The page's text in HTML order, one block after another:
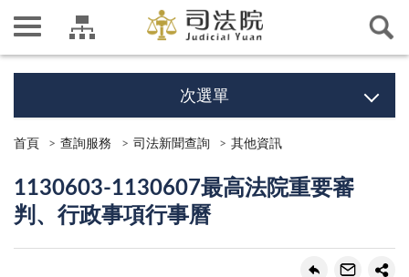
次選單
首頁 查詢服務 司法新聞查詢 其他資訊
1130603-1130607最高法院重要審
判、行政事項行事曆